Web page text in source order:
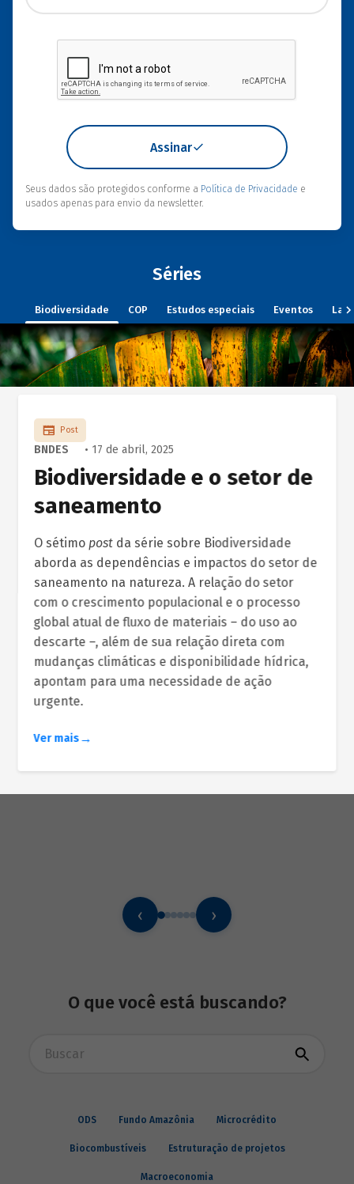
Assinar
Seus dados são protegidos conforme a Política de Privacidade e
usados apenas para envio da newsletter.
Séries
Biodiversidade COP Estudos especiais Eventos
Post
BNDES • 17 de abril, 2025
Biodiversidade e o setor de
saneamento
O sétimo postda série sobre Biodiversidade
aborda as dependências e impactos do setor de
saneamento na natureza. A relação do setor
com o crescimento populacional e o processo
global atual de fluxo de materiais – do uso ao
descarte –, além de sua relação direta com
mudanças climáticas e disponibilidade hídrica,
apontam para uma necessidade de ação
urgente.
Ver mais
‹ ›
O que você está buscando?
ODS Fundo Amazônia Microcrédito
Biocombustíveis Estruturação de projetos
Macroeconomia